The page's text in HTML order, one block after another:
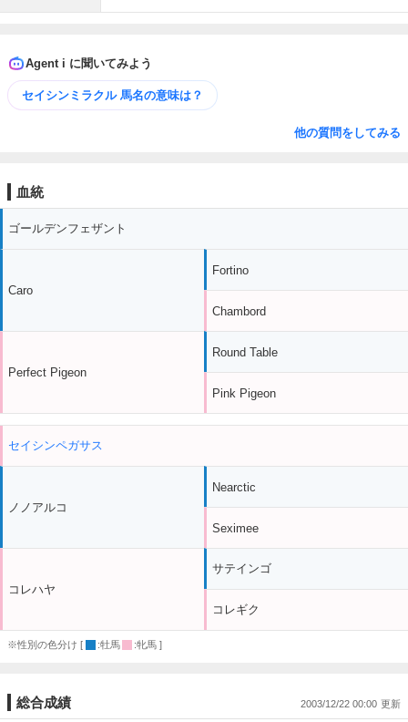
Agent i に聞いてみよう
セイシンミラクル 馬名の意味は？
他の質問をしてみる
血統
ゴールデンフェザント
Caro
Perfect Pigeon
Fortino
Chambord
Round Table
Pink Pigeon
セイシンペガサス
ノノアルコ
コレハヤ
Nearctic
Seximee
サテインゴ
コレギク
※性別の色分け [ :牡馬 :牝馬 ]
総合成績 2003/12/22 00:00